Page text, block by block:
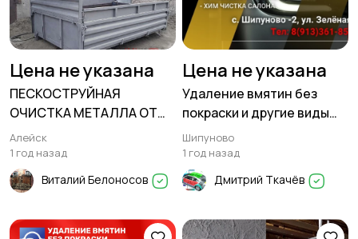
Цена не указана
ПЕСКОСТРУЙНАЯ
ОЧИСТКА МЕТАЛЛА ОТ
РЖАВЧИНЫ, КРАСКИ,
МАЗУТА, НАГАРА.
Алейск
1 год назад
Виталий Белоносов
Цена не указана
Удаление вмятин без
покраски и другие виды
кузовных работ
Шипуново
1 год назад
Дмитрий Ткачёв